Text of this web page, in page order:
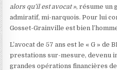
alors qu’il est avocat », résume un
admiratif, mi-narquois. Pour lui
Gosset-Grainville est bien
L’avocat de 57 ans est le « G » de
prestations sur-mesure, devenu
grandes opérations financières